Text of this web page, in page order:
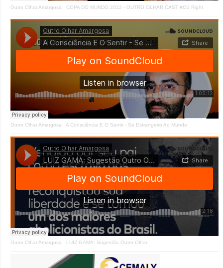
Outro Olhar Amargosa · COPA DO MUNDO 2022 - OUTRO OLHAR CAST #O1 Right
Outro Olhar Amargosa · A Consciência E O Sentir - Se Estrangeiro Ao Mundo
Outro Olhar Amargosa · LUIZ GAMA: Sugestão Outro Olhar